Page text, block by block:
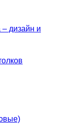
– дизайн и